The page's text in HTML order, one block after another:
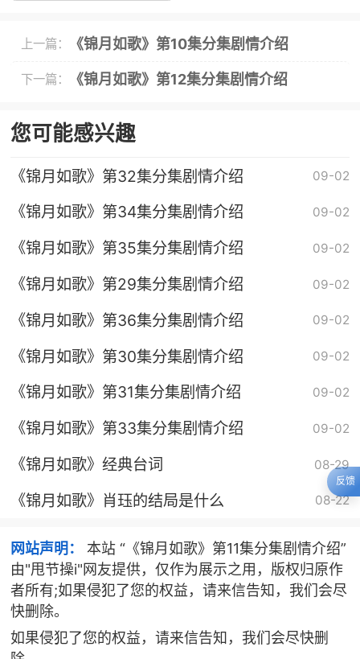
上一篇： 《锦月如歌》第10集分集剧情介绍
下一篇： 《锦月如歌》第12集分集剧情介绍
您可能感兴趣
《锦月如歌》第32集分集剧情介绍 09-02
《锦月如歌》第34集分集剧情介绍 09-02
《锦月如歌》第35集分集剧情介绍 09-02
《锦月如歌》第29集分集剧情介绍 09-02
《锦月如歌》第36集分集剧情介绍 09-02
《锦月如歌》第30集分集剧情介绍 09-02
《锦月如歌》第31集分集剧情介绍 09-02
《锦月如歌》第33集分集剧情介绍 09-02
《锦月如歌》经典台词 08-29
《锦月如歌》肖珏的结局是什么 08-22
网站声明：
本站 “《锦月如歌》第11集分集剧情介绍”
由"甩节操i"网友提供，仅作为展示之用，版权归原作
者所有;如果侵犯了您的权益，请来信告知，我们会尽
快删除。
如果侵犯了您的权益，请来信告知，我们会尽快删
反馈